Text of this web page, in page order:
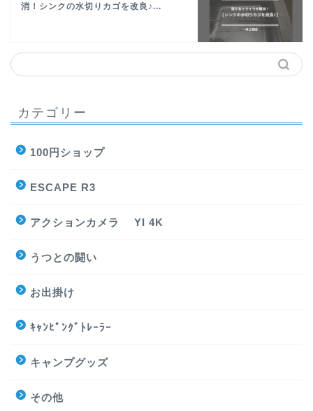
消！シンクの水切りカゴを改良♪...
カテゴリー
100円ショップ
ESCAPE R3
アクションカメラ YI 4K
うつとの闘い
お出掛け
ｷｬﾝﾋﾟﾝｸﾞﾄﾚｰﾗｰ
キャンプグッズ
その他